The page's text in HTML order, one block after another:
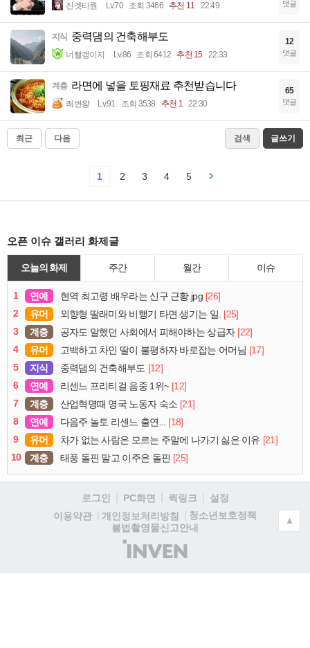
진겟타원 Lv.70 조회 3466 추천 11 22:49 댓글
지식 중력댐의 건축해부도
너빨갱이지 Lv.86 조회 6412 추천 15 22:33
12
댓글
계층 라면에 넣을 토핑재료 추천받습니다
쾌변왕 Lv.91 조회 3538 추천 1 22:30
65
댓글
최근 다음 검색 글쓰기
1 2 3 4 5
오픈 이슈 갤러리 화제글
오늘의 화제 주간 월간 이슈
1 연예 현역 최고령 배우라는 신구 근황.jpg [26]
2
유머 외향형 딸래미와 비행기 타면 생기는 일. [25]
3
계층 공자도 말했던 사회에서 피해야하는 상급자 [22]
4
유머 고백하고 차인 딸이 불평하자 바로잡는 어머님 [17]
5
지식 중력댐의 건축해부도 [12]
6
연예 리센느 프리티걸 음중 1위~ [12]
7
계층 산업혁명때 영국 노동자 숙소 [21]
8
연예 다음주 놀토 리센느 출연...
[18]
9
유머 차가 없는 사람은 모르는 주말에 나가기 싫은 이유 [21]
10
계층 태풍 돌핀 말고 이주은 돌핀 [25]
로그인 PC화면 퀵링크
설정
이용약관
개인정보처리방침
청소년보호정책
불법촬영물신고안내
(주)
인
▲